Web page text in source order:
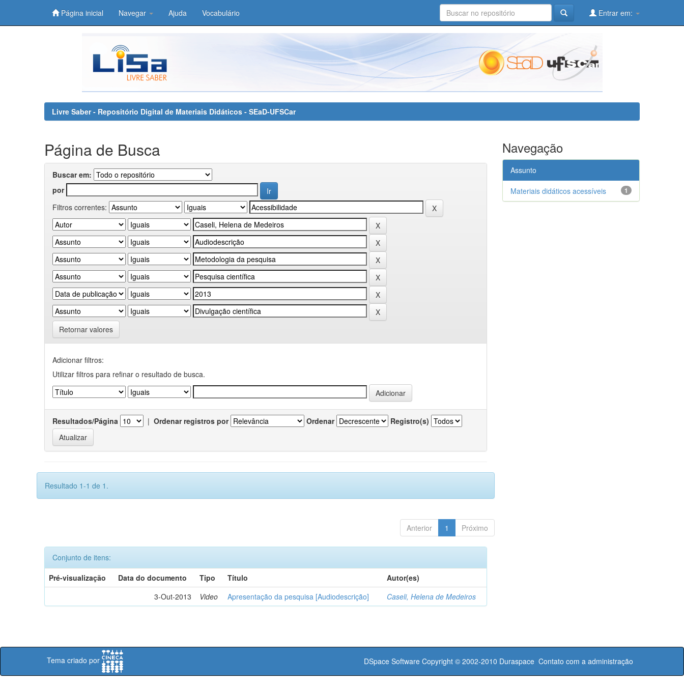
Página inicial Navegar Ajuda Vocabulário Entrar em:
Livre Saber - Repositório Digital de Materiais Didáticos - SEaD-UFSCar
Página de Busca
Buscar em:
por
Filtros correntes:
Retornar valores
Adicionar filtros:
Utilizar filtros para refinar o resultado de busca.
Resultados/Página | Ordenar registros por Ordenar Registro(s)
Resultado 1-1 de 1.
Anterior 1 Próximo
Conjunto de itens:
Pré-visualização
Data do documento Tipo Título
Autor(es)
3-Out-2013
Video Apresentação da pesquisa [Audiodescrição] Caseli, Helena de Medeiros
Navegação
Assunto
1
Materiais didáticos acessíveis
Tema criado por DSpace Software Copyright © 2002-2010 Duraspace Contato com a administração